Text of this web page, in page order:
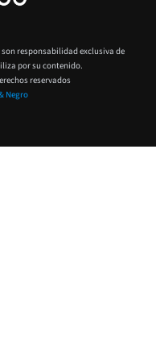
responsabilidad exclusiva de
por su contenido.
reservados
Negro